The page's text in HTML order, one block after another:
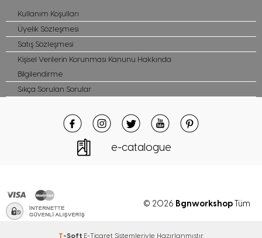
Kullanım Koşulları
Üyelik Sözleşmesi
Satış Sözleşmesi
Kişisel Verilerin Korunması Kanunu Hakkında
Bilgilendirme
Sıkça Sorulan Sorular
e-catalogue
© 2026 BgnworkshopTüm
hakları saklıdır
T-Soft E-Ticaret Sistemleriyle Hazırlanmıştır.